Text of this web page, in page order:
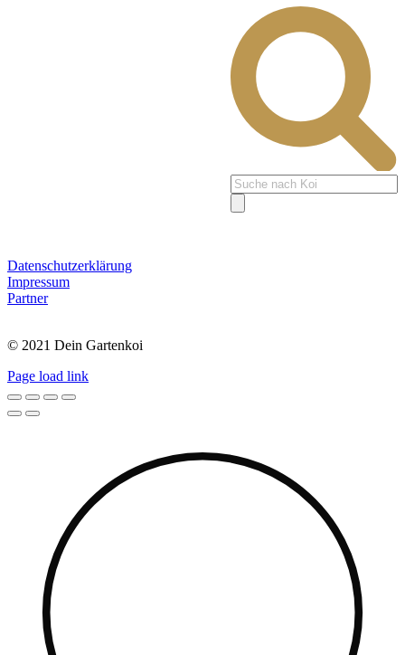
Products
search
Datenschutzerklärung
Impressum
Partner
© 2021 Dein Gartenkoi
Page load link